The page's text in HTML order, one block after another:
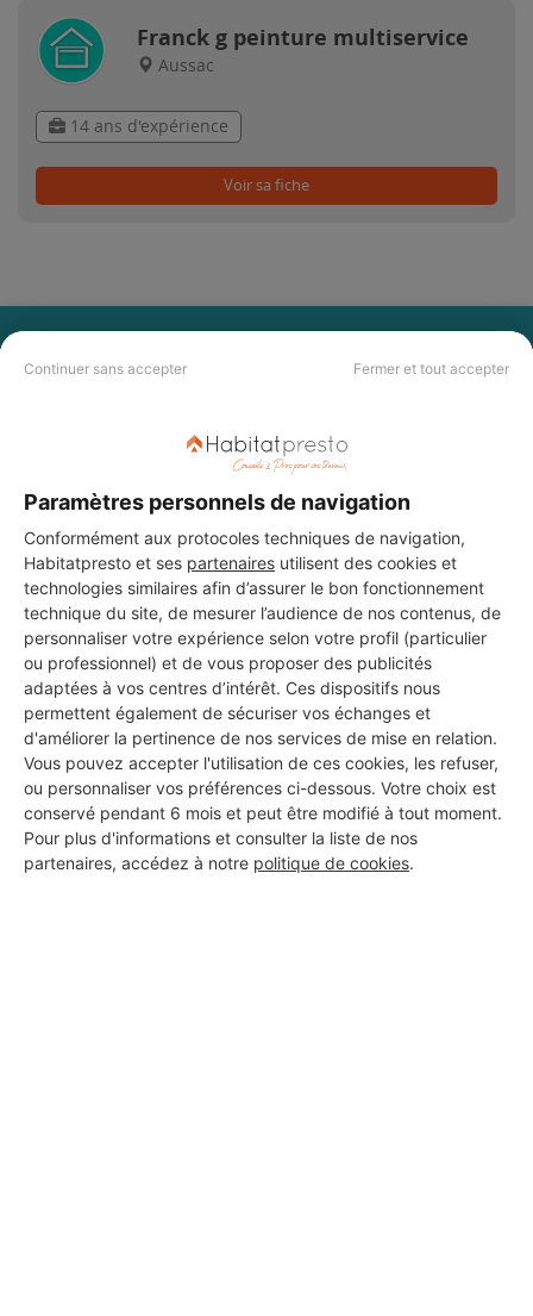
Continuer sans accepter Fermer et tout accepter
Paramètres personnels de navigation
Conformément aux protocoles techniques de navigation,
Habitatpresto et ses partenaires utilisent des cookies et
technologies similaires afin d’assurer le bon fonctionnement
technique du site, de mesurer l’audience de nos contenus, de
personnaliser votre expérience selon votre profil (particulier
ou professionnel) et de vous proposer des publicités
adaptées à vos centres d’intérêt. Ces dispositifs nous
permettent également de sécuriser vos échanges et
d'améliorer la pertinence de nos services de mise en relation.
Vous pouvez accepter l'utilisation de ces cookies, les refuser,
ou personnaliser vos préférences ci-dessous. Votre choix est
conservé pendant 6 mois et peut être modifié à tout moment.
Pour plus d'informations et consulter la liste de nos
partenaires, accédez à notre politique de cookies.
Franck g peinture multiservice
Aussac
14 ans d'expérience
Voir sa fiche
PAS LE TEMPS DE
Vous souhaitez réaliser des travaux et ne savez quel professionnel
professionnels partout en France.
DEMANDER UN DEVIS